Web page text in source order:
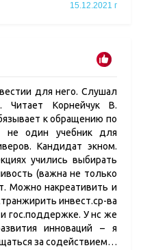
15.12.2021 г
для него. Слушал
Читает Корнейчук В.
к обращению по
не один учебник для
Кандидат экном.
учились выбирать
(важна не только
Можно накреативить и
инвест.ср-ва
гос.поддержке. У нс же
инноваций – я
за содействием…